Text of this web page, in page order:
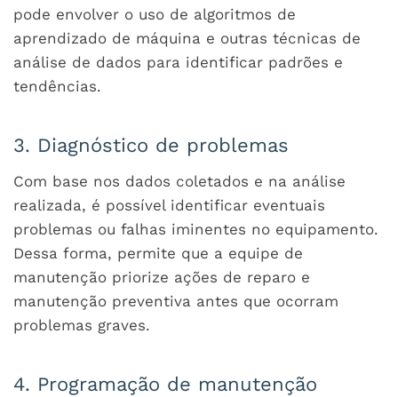
pode envolver o uso de algoritmos de
aprendizado de máquina e outras técnicas de
análise de dados para identificar padrões e
tendências.
3. Diagnóstico de problemas
Com base nos dados coletados e na análise
realizada, é possível identificar eventuais
problemas ou falhas iminentes no equipamento.
Dessa forma, permite que a equipe de
manutenção priorize ações de reparo e
manutenção preventiva antes que ocorram
problemas graves.
4. Programação de manutenção